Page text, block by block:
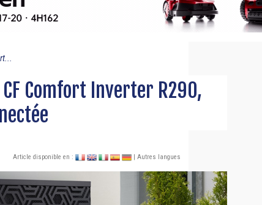
Comfort Inverter R290,
Article disponible en : | Autres langues